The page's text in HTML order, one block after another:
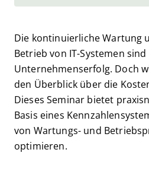
Die kontinuierliche Wartung
Betrieb von IT-Systemen
Unternehmenserfolg. Doch
den Überblick über die
Dieses Seminar bietet
Basis eines
von Wartungs- und
optimieren.